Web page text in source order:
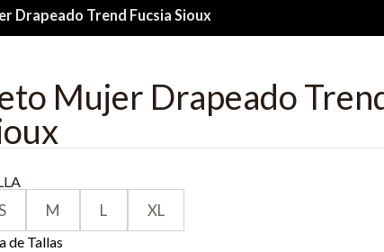
Drapeado Trend Fucsia Sioux
Mujer Drapeado
M L XL
de Tallas